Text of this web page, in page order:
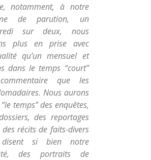
notamment, à notre
de parution, un
sur deux, nous
plus en prise avec
qu’un mensuel et
dans le temps “court”
que les
Nous aurons
temps” des enquêtes,
des reportages
des récits de faits-divers
si bien notre
des portraits de